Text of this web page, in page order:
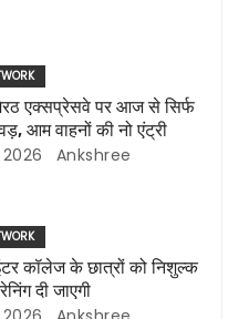
एक्सप्रेसवे पर आज से सिर्फ
आम वाहनों की नो एंट्री
Ankshree
कॉलेज के छात्रों को निशुल्क
दी जाएगी